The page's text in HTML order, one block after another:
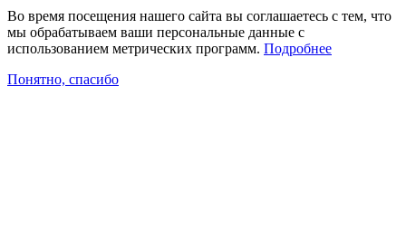
Во время посещения нашего сайта вы соглашаетесь с тем, что
мы обрабатываем ваши персональные данные с
использованием метрических программ. Подробнее
Понятно, спасибо